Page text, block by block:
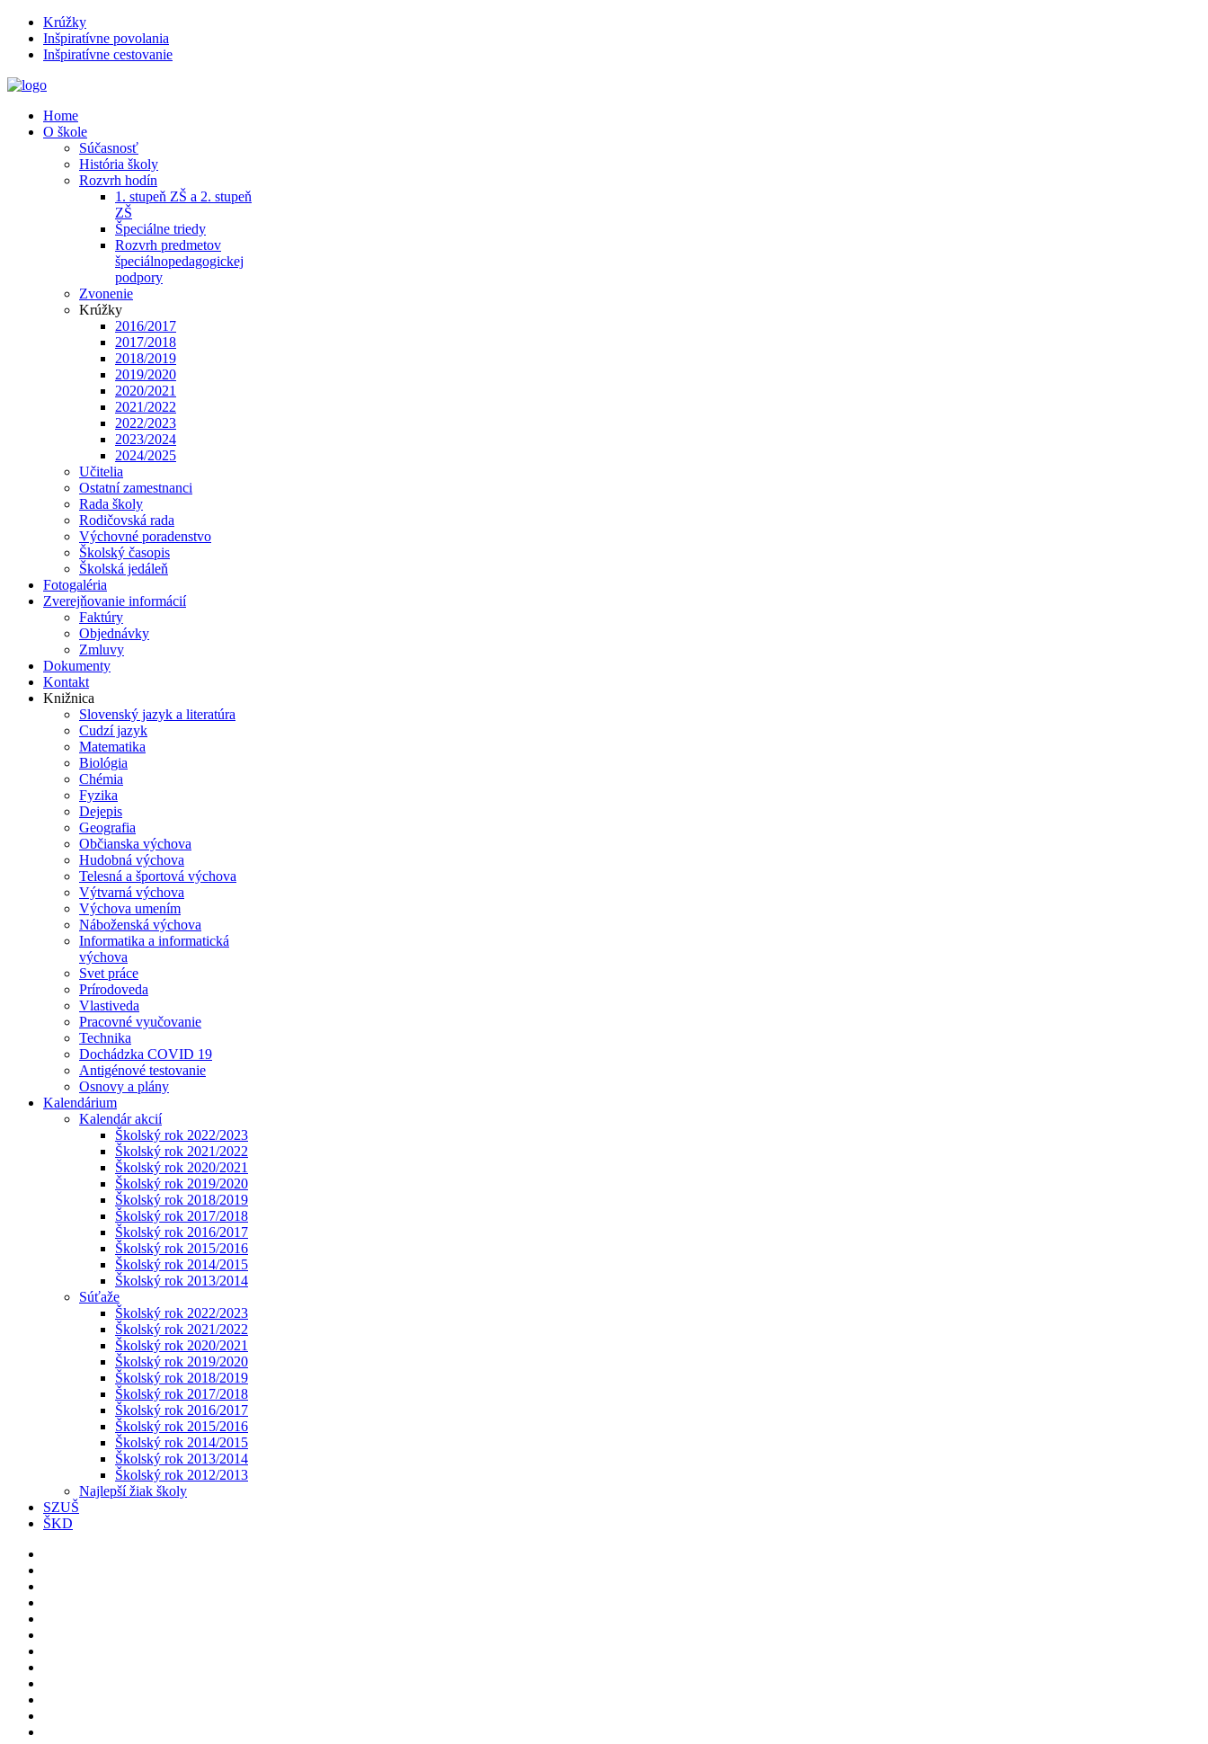
Krúžky
Inšpiratívne povolania
Inšpiratívne cestovanie
Home
O škole
Súčasnosť
História školy
Rozvrh hodín
1. stupeň ZŠ a 2. stupeň
ZŠ
Špeciálne triedy
Rozvrh predmetov
špeciálnopedagogickej
podpory
Zvonenie
Krúžky
2016/2017
2017/2018
2018/2019
2019/2020
2020/2021
2021/2022
2022/2023
2023/2024
2024/2025
Učitelia
Ostatní zamestnanci
Rada školy
Rodičovská rada
Výchovné poradenstvo
Školský časopis
Školská jedáleň
Fotogaléria
Zverejňovanie informácií
Faktúry
Objednávky
Zmluvy
Dokumenty
Kontakt
Knižnica
Slovenský jazyk a literatúra
Cudzí jazyk
Matematika
Biológia
Chémia
Fyzika
Dejepis
Geografia
Občianska výchova
Hudobná výchova
Telesná a športová výchova
Výtvarná výchova
Výchova umením
Náboženská výchova
Informatika a informatická
výchova
Svet práce
Prírodoveda
Vlastiveda
Pracovné vyučovanie
Technika
Dochádzka COVID 19
Antigénové testovanie
Osnovy a plány
Kalendárium
Kalendár akcií
Školský rok 2022/2023
Školský rok 2021/2022
Školský rok 2020/2021
Školský rok 2019/2020
Školský rok 2018/2019
Školský rok 2017/2018
Školský rok 2016/2017
Školský rok 2015/2016
Školský rok 2014/2015
Školský rok 2013/2014
Súťaže
Školský rok 2022/2023
Školský rok 2021/2022
Školský rok 2020/2021
Školský rok 2019/2020
Školský rok 2018/2019
Školský rok 2017/2018
Školský rok 2016/2017
Školský rok 2015/2016
Školský rok 2014/2015
Školský rok 2013/2014
Školský rok 2012/2013
Najlepší žiak školy
SZUŠ
ŠKD